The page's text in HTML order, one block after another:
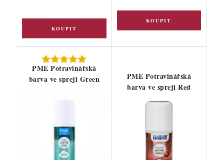
PME Potravinářská
barva ve spreji Green
PME Potravinářská
barva ve spreji Red